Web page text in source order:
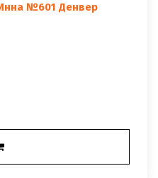
№601 Денвер